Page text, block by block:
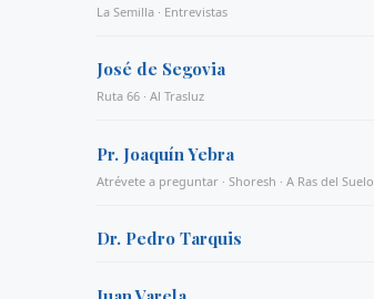
La Semilla · Entrevistas
José de Segovia
Ruta 66 · Al Trasluz
Pr. Joaquín Yebra
Atrévete a preguntar · Shoresh · A Ras del Suelo
Dr. Pedro Tarquis